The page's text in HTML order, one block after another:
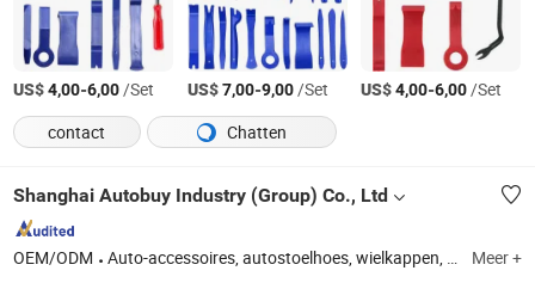
US$4,00-6,00/Set US$7,00-9,00/Set US$4,00-6,00/Set
contact
Chatten
Shanghai Autobuy Industry (Group) Co., Ltd
OEM/ODM Auto-accessoires, autostoelhoes, wielkappen, autohoes, racestoelen, gemodificeerde stoelen, ruitenwissers, automatten, autostoelkussen, auto-onderdelen Meer +